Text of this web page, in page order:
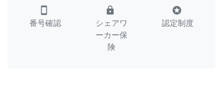
smartphone
番号確認
lock
シェアワ
ーカー保
険
stars
認定制度